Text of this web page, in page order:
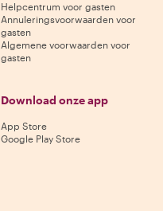
Helpcentrum voor gasten
Annuleringsvoorwaarden voor
gasten
Algemene voorwaarden voor
gasten
Download onze app
App Store
Google Play Store